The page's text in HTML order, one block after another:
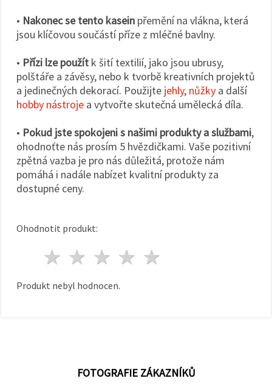
• Nakonec se tento kasein přemění na vlákna, která
jsou klíčovou součástí příze z mléčné bavlny.
• Přízi lze použít k šití textilií, jako jsou ubrusy,
polštáře a závěsy, nebo k tvorbě kreativních projektů
a jedinečných dekorací. Použijte jehly, nůžky a další
hobby nástroje a vytvořte skutečná umělecká díla.
• Pokud jste spokojeni s našimi produkty a službami,
ohodnoťte nás prosím 5 hvězdičkami. Vaše pozitivní
zpětná vazba je pro nás důležitá, protože nám
pomáhá i nadále nabízet kvalitní produkty za
dostupné ceny.
Ohodnotit produkt:
4 hvězdy
3 hvězdy
2 hvězdy
1 hvězda
Produkt nebyl hodnocen.
FOTOGRAFIE ZÁKAZNÍKŮ